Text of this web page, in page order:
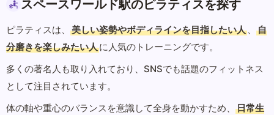
スペースワールド駅のピラティスを探す
ピラティスは、 美しい姿勢やボディラインを目指したい人 、
自
分磨きを楽しみたい人に人気のトレーニングです。
多くの著名人も取り入れており、SNSでも話題のフィットネス
として注目されています。
体の軸や重心のバランスを意識して全身を動かすため、
日常生